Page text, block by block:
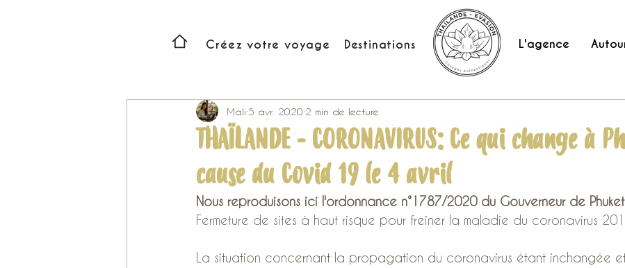
Créez votre voyage Destinations L'agence
THAÏLANDE - CORONAVIRUS: Ce qui change à
cause du Covid 19 le 4 avril
Mali 5 avr. 2020 2 min de lecture
Nous reproduisons ici l'ordonnance n°1787/2020 du Gouverneur de Phuket
Fermeture de sites à haut risque pour freiner la maladie du coronavirus
La situation concernant la propagation du coronavirus étant inchangée